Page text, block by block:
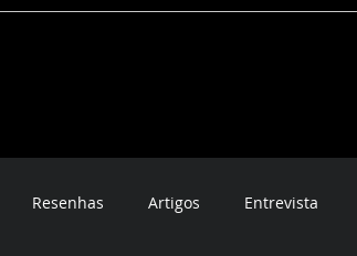
Resenhas Artigos Entrevista